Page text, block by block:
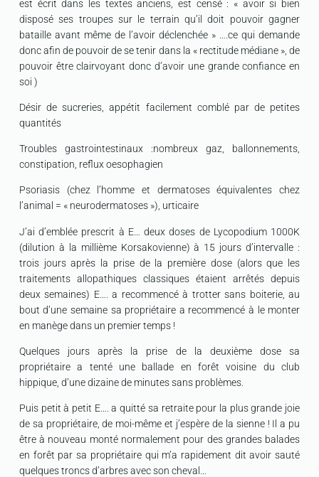
est écrit dans les textes anciens, est censé : « avoir si bien
disposé ses troupes sur le terrain qu’il doit pouvoir gagner
bataille avant même de l’avoir déclenchée » ….ce qui demande
donc afin de pouvoir de se tenir dans la « rectitude médiane », de
pouvoir être clairvoyant donc d’avoir une grande confiance en
soi )
Désir de sucreries, appétit facilement comblé par de petites
quantités
Troubles gastrointestinaux :nombreux gaz, ballonnements,
constipation, reflux oesophagien
Psoriasis (chez l’homme et dermatoses équivalentes chez
l’animal = « neurodermatoses »), urticaire
J’ai d’emblée prescrit à E… deux doses de Lycopodium 1000K
(dilution à la millième Korsakovienne) à 15 jours d’intervalle :
trois jours après la prise de la première dose (alors que les
traitements allopathiques classiques étaient arrêtés depuis
deux semaines) E…. a recommencé à trotter sans boiterie, au
bout d’une semaine sa propriétaire a recommencé à le monter
en manège dans un premier temps !
Quelques jours après la prise de la deuxième dose sa
propriétaire a tenté une ballade en forêt voisine du club
hippique, d’une dizaine de minutes sans problèmes.
Puis petit à petit E…. a quitté sa retraite pour la plus grande joie
de sa propriétaire, de moi-même et j’espère de la sienne ! Il a pu
être à nouveau monté normalement pour des grandes balades
en forêt par sa propriétaire qui m’a rapidement dit avoir sauté
quelques troncs d’arbres avec son cheval…